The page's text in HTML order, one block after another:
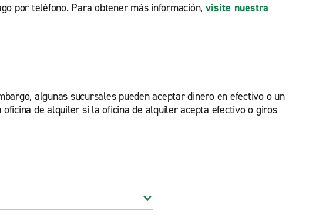
por teléfono. Para obtener más información, visite nuestra
algunas sucursales pueden aceptar dinero en efectivo o un
de alquiler si la oficina de alquiler acepta efectivo o giros